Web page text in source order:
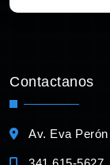
Contactanos
Av. Eva